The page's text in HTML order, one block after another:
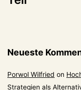
Neueste
Porwol Wilfried on
Strategien als